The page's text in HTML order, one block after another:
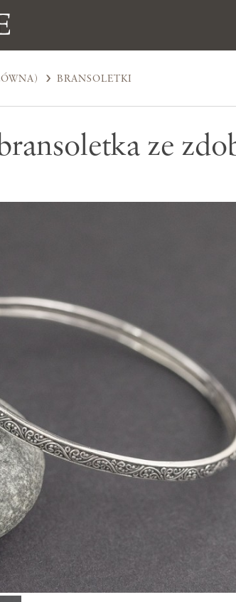
BRANSOLETKI
ze